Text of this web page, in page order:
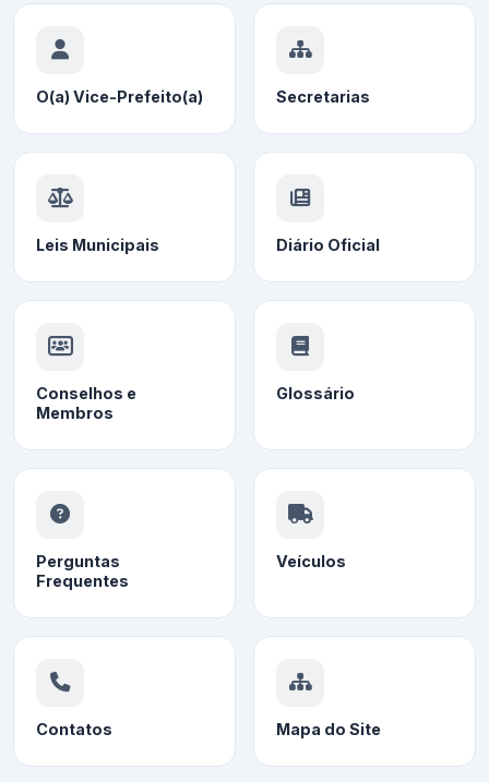
O(a) Vice-Prefeito(a) Secretarias
Leis Municipais Diário Oficial
Conselhos e
Membros
Glossário
Perguntas
Frequentes
Veículos
Contatos Mapa do Site